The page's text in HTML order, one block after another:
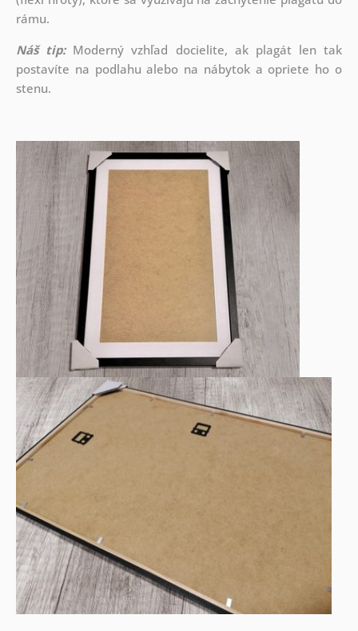
rámu.
Náš tip: Moderný vzhľad docielite, ak plagát len tak
postavíte na podlahu alebo na nábytok a opriete ho o
stenu.